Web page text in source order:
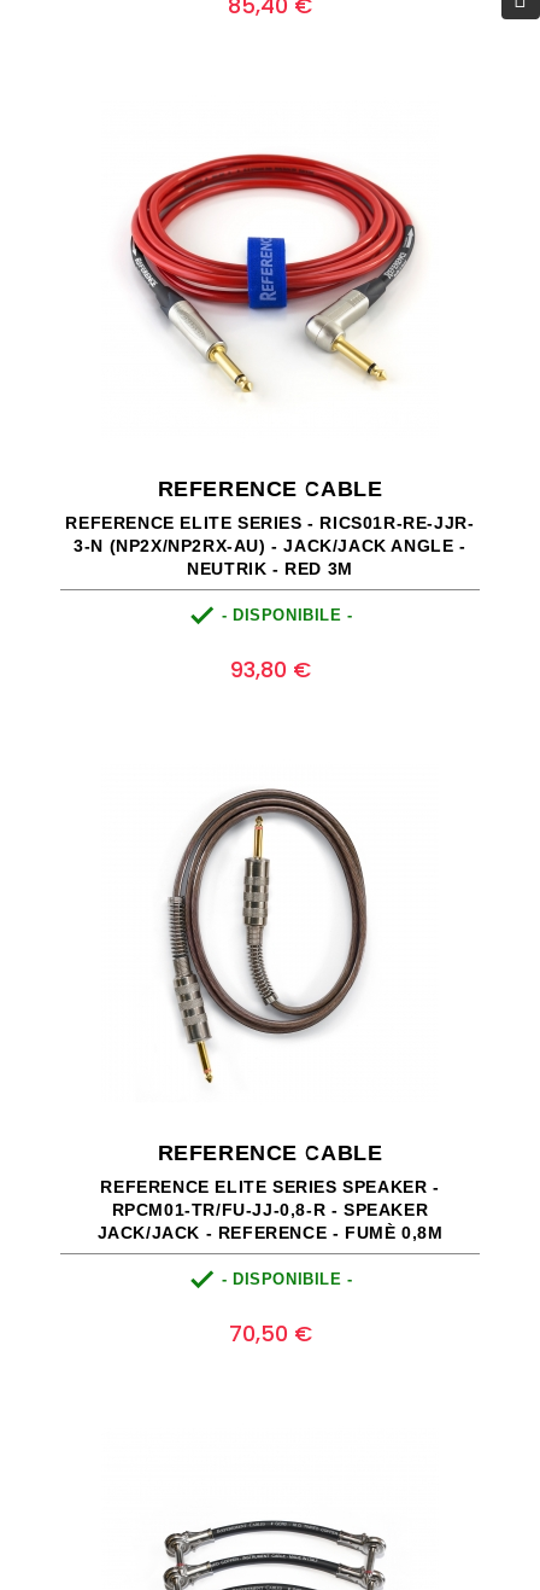
REFERENCE CABLE
REFERENCE ELITE SERIES - RICS01R-RE-JJR-
3-N (NP2X/NP2RX-AU) - JACK/JACK ANGLE -
NEUTRIK - RED 3M
 - DISPONIBILE -
93,80 €
REFERENCE CABLE
REFERENCE ELITE SERIES SPEAKER -
RPCM01-TR/FU-JJ-0,8-R - SPEAKER
JACK/JACK - REFERENCE - FUMÈ 0,8M
 - DISPONIBILE -
70,50 €